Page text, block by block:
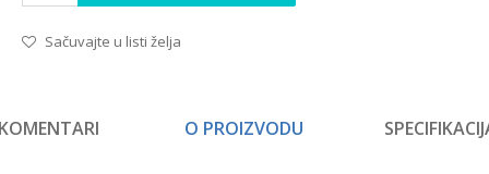
Sačuvajte u listi želja
O PROIZVODU